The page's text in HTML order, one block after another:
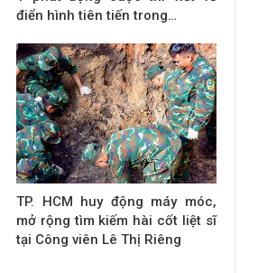
điển hình tiên tiến trong…
TP. HCM huy động máy móc,
mở rộng tìm kiếm hài cốt liệt sĩ
tại Công viên Lê Thị Riêng